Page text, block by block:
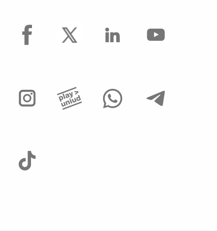
Avvisi di mobilità presso ALTRI ATENEI ed
enti
facebook